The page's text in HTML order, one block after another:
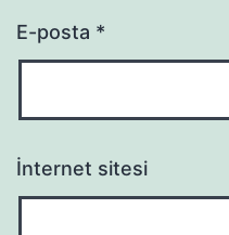
E-posta *
İnternet sitesi